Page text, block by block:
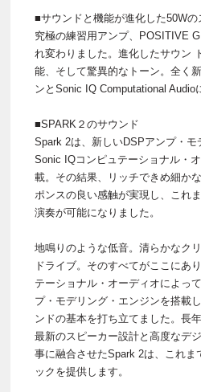
■サウンドと機能が進化した50W
究極の練習用アンプ、POSITIVE
れ変わりました。進化したサウン
能、そして驚異的なトーン。全く
ンとSonic IQ Computational Audio
■SPARK２のサウンド
Spark 2は、新しいDSPアンプ・モ
Sonic IQコンピュテーショナル・
載。その結果、リッチできめ細か
ポンスの良い感触が実現し、これ
演奏が可能になりました。
地鳴りのような低音。清らかなク
ドライブ。そのすべてがここにあ
テーショナル・オーディオによっ
プ・モデリング・エンジンを搭載
ンドの基本を打ち立てました。⻑
最新のスピーカー設計と高度なデ
事に融合させたSpark 2は、これま
ックを提供します。